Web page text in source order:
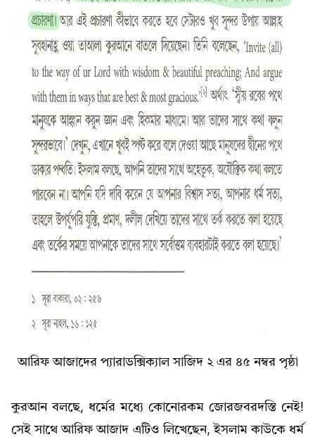
আরিফ আজাদের প্যারাডক্সিক্যাল সাজিদ ২ এর ৪৫ নম্বর পৃষ্ঠা
কুরআন বলছে, ধর্মের মধ্যে কোনোরকম জোরজবরদস্তি নেই!
সেই সাথে আরিফ আজাদ এটিও লিখেছেন, ইসলাম কাউকে ধর্ম